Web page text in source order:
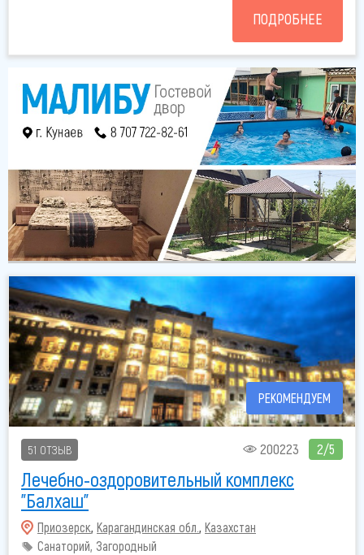
ПОДРОБНЕЕ
РЕКОМЕНДУЕМ
51 ОТЗЫВ 200223 2/5
Лечебно-оздоровительный комплекс
"Балхаш"
Приозерск Карагандинская обл. Казахстан
Санаторий, Загородный